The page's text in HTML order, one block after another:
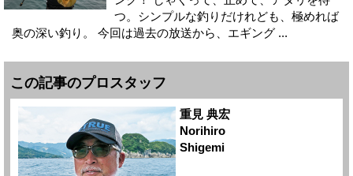
つ。シンプルな釣りだけれども、極めれば
奥の深い釣り。 今回は過去の放送から、エギング ...
この記事のプロスタッフ
重見 典宏
Norihiro
Shigemi